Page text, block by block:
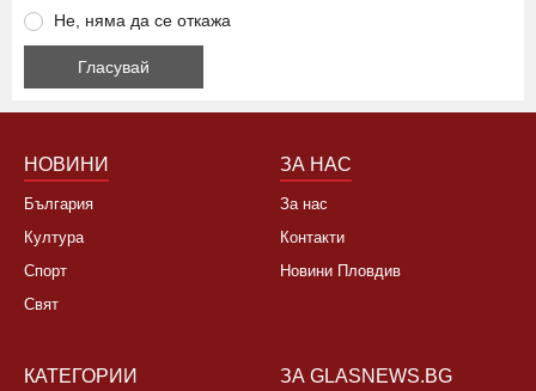
Не, няма да се откажа
НОВИНИ
България
Култура
Спорт
Свят
ЗА НАС
За нас
Контакти
Новини Пловдив
КАТЕГОРИИ ЗА GLASNEWS.BG